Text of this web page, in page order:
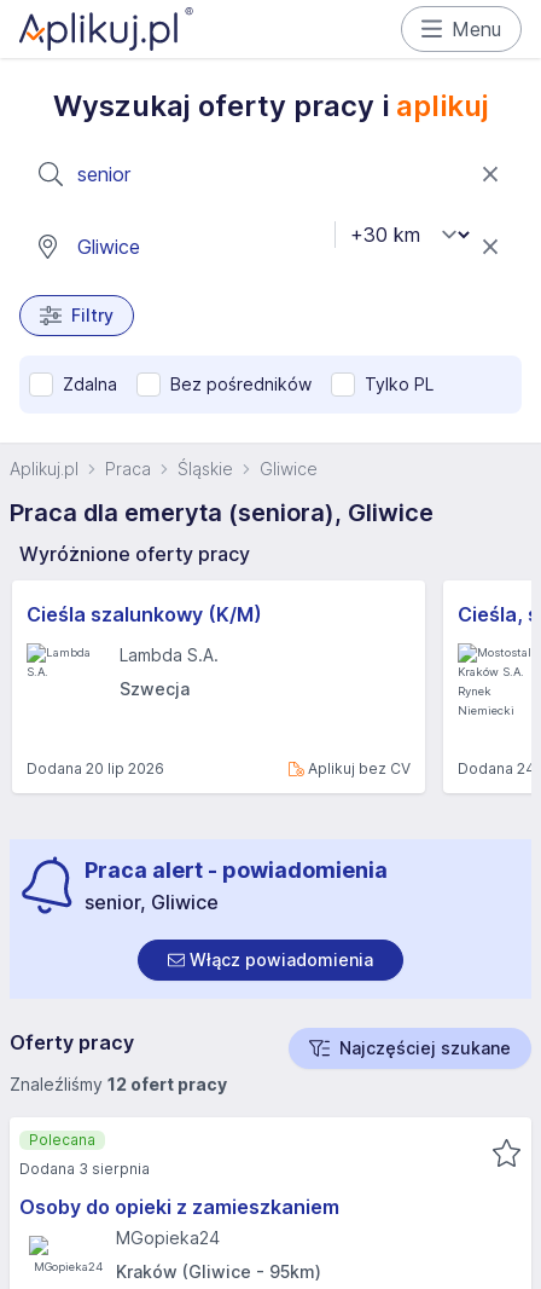
Menu
Wyszukaj oferty pracy i aplikuj
Filtry
Zdalna Bez pośredników Tylko PL
Aplikuj.pl Praca Śląskie Gliwice
Praca dla emeryta (seniora), Gliwice
Wyróżnione oferty pracy
Cieśla szalunkowy (K/M)
Lambda S.A.
Szwecja
Dodana 20 lip 2026 Aplikuj bez CV Dodana24
Praca alert - powiadomienia
senior, Gliwice
Włącz powiadomienia
Oferty pracy
Najczęściej szukane
Znaleźliśmy 12 ofert pracy
Osoby do opieki z zamieszkaniem
MGopieka24
Kraków (Gliwice - 95km)
Polecana
Dodana 3 sierpnia